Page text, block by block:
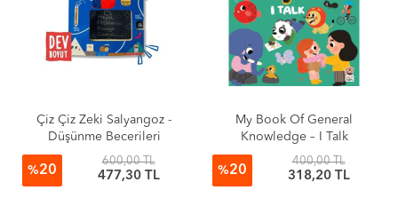
Çiz Çiz Zeki Salyangoz -
Düşünme Becerileri
Etkinlikleri
%20
600,00 TL
477,30 TL
My Book Of General
Knowledge – I Talk
%20
400,00 TL
318,20 TL